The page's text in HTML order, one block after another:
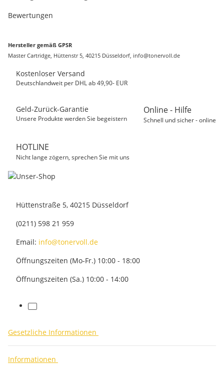
Bewertungen
Hersteller gemäß GPSR
Master Cartridge, Hüttenstr 5, 40215 Düsseldorf, info@tonervoll.de
Kostenloser Versand
Deutschlandweit per DHL ab 49,90- EUR
Geld-Zurück-Garantie
Unsere Produkte werden Sie begeistern
Online - Hilfe
Schnell und sicher - online
HOTLINE
Nicht lange zögern, sprechen Sie mit uns
Hüttenstraße 5, 40215 Düsseldorf
(0211) 598 21 959
Email: info@tonervoll.de
Öffnungszeiten (Mo-Fr.) 10:00 - 18:00
Öffnungszeiten (Sa.) 10:00 - 14:00
facebook
Gesetzliche Informationen
Informationen